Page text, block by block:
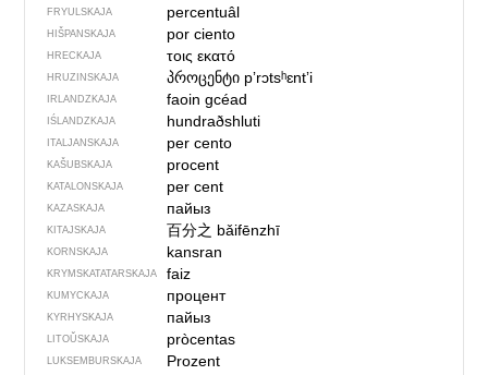
FRYULSKAJA percentuâl
HIŠPANSKAJA por ciento
HRECKAJA τοις εκατό
HRUZINSKAJA პროცენტი pʼrɔtsʰɛntʼi
IRLANDZKAJA faoin gcéad
IŚLANDZKAJA hundraðshluti
ITALJANSKAJA per cento
KAŠUBSKAJA procent
KATALONSKAJA per cent
KAZASKAJA пайыз
KITAJSKAJA 百分之 bǎifēnzhī
KORNSKAJA kansran
KRYMSKA­TATARSKAJA faiz
KUMYCKAJA процент
KYRHYSKAJA пайыз
LITOŬSKAJA pròcentas
LUKSEMBURSKAJA
Prozent